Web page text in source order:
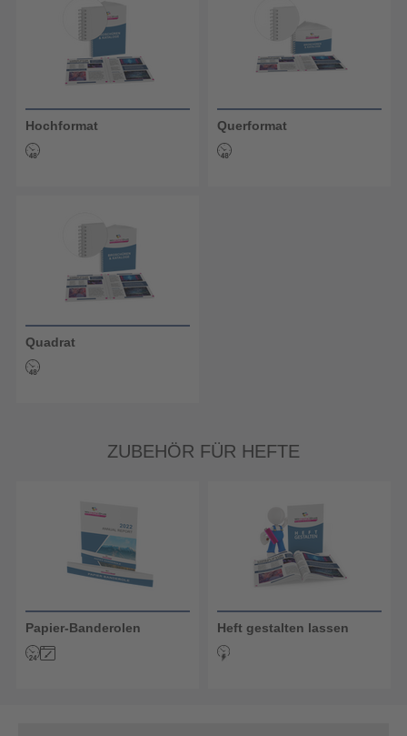
Hochformat Querformat
Quadrat
ZUBEHÖR FÜR HEFTE
Papier-Banderolen Heft gestalten lassen